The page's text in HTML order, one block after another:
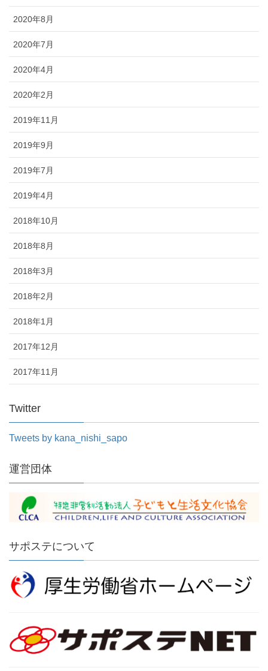
2020年8月
2020年7月
2020年4月
2020年2月
2019年11月
2019年9月
2019年7月
2019年4月
2018年10月
2018年8月
2018年3月
2018年2月
2018年1月
2017年12月
2017年11月
Twitter
Tweets by kana_nishi_sapo
運営団体
サポステについて